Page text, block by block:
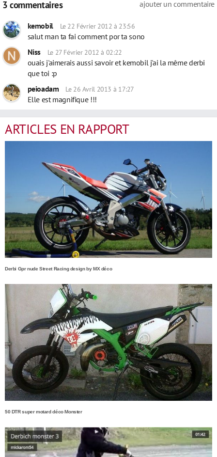
3 commentaires ajouter un commentaire
kemobil Le 22 Février 2012 à 23:56
salut man ta fai comment por ta sono
Niss
Le 27 Février 2012 à 02:22
ouais j'aimerais aussi savoir et kemobil j'ai la même derbi
que toi :p
peioadam
Le 26 Avril 2013 à 17:27
Elle est magnifique !!!
ARTICLES EN RAPPORT
Derbi Gpr nude Street Racing design by MX déco
50 DTR super motard déco Monster